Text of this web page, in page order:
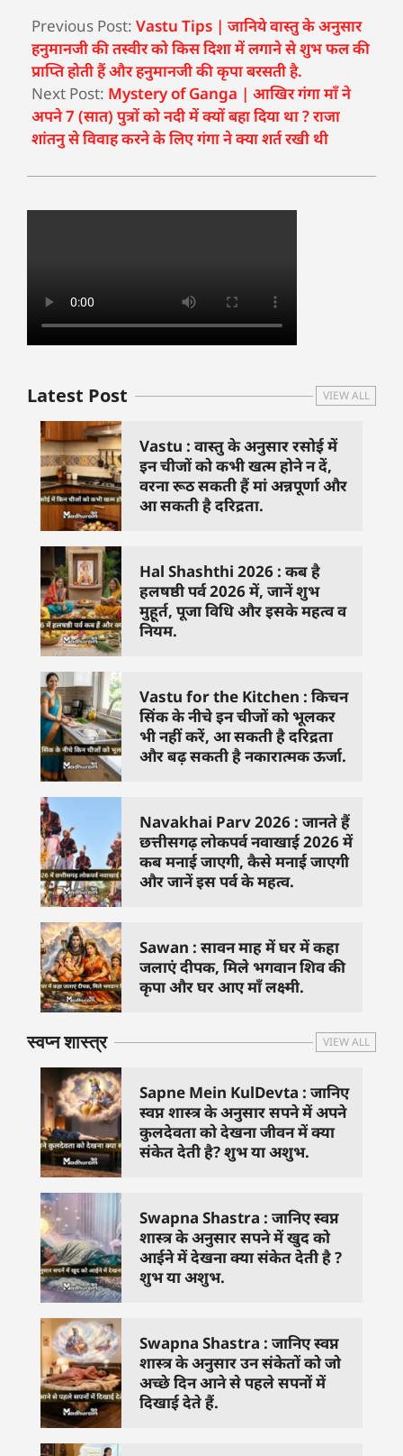
Previous Post: Vastu Tips | जानिये वास्तु के अनुसार
हनुमानजी की तस्वीर को किस दिशा में लगाने से शुभ फल की
प्राप्ति होती हैं और हनुमानजी की कृपा बरसती है.
Next Post: Mystery of Ganga | आखिर गंगा माँ ने
अपने 7 (सात) पुत्रों को नदी में क्यों बहा दिया था ? राजा
शांतनु से विवाह करने के लिए गंगा ने क्या शर्त रखी थी
Latest Post VIEW ALL
Vastu : वास्तु के अनुसार रसोई में
इन चीजों को कभी खत्म होने न दें,
वरना रूठ सकती हैं मां अन्नपूर्णा और
आ सकती है दरिद्रता.
Hal Shashthi 2026 : कब है
हलषष्ठी पर्व 2026 में, जानें शुभ
मुहूर्त, पूजा विधि और इसके महत्व व
नियम.
Vastu for the Kitchen : किचन
सिंक के नीचे इन चीजों को भूलकर
भी नहीं करें, आ सकती है दरिद्रता
और बढ़ सकती है नकारात्मक ऊर्जा.
Navakhai Parv 2026 : जानते हैं
छत्तीसगढ़ लोकपर्व नवाखाई 2026 में
कब मनाई जाएगी, कैसे मनाई जाएगी
और जानें इस पर्व के महत्व.
Sawan : सावन माह में घर में कहा
जलाएं दीपक, मिले भगवान शिव की
कृपा और घर आए माँ लक्ष्मी.
स्वप्न शास्त्र VIEW ALL
Sapne Mein KulDevta : जानिए
स्वप्न शास्त्र के अनुसार सपने में अपने
कुलदेवता को देखना जीवन में क्या
संकेत देती है? शुभ या अशुभ.
Swapna Shastra : जानिए स्वप्न
शास्त्र के अनुसार सपने में खुद को
आईने में देखना क्या संकेत देती है ?
शुभ या अशुभ.
Swapna Shastra : जानिए स्वप्न
शास्त्र के अनुसार उन संकेतों को जो
अच्छे दिन आने से पहले सपनों में
दिखाई देते हैं.